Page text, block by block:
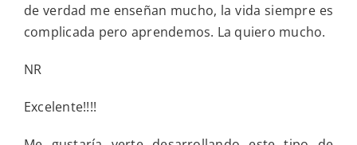
de verdad me enseñan mucho, la vida siempre es
complicada pero aprendemos. La quiero mucho.
NR
Excelente!!!!